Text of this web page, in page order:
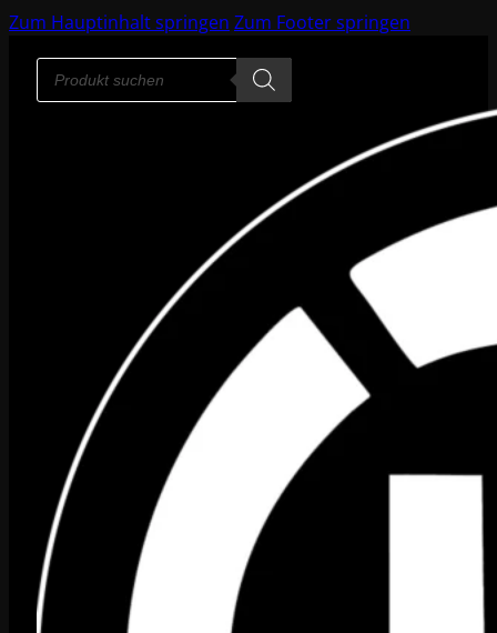
Zum Hauptinhalt springen Zum Footer springen
Products
search